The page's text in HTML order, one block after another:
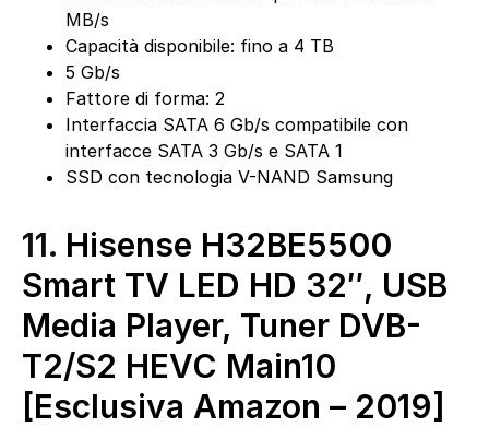
MB/s
Capacità disponibile: fino a 4 TB
5 Gb/s
Fattore di forma: 2
Interfaccia SATA 6 Gb/s compatibile con
interfacce SATA 3 Gb/s e SATA 1
SSD con tecnologia V-NAND Samsung
11. Hisense H32BE5500
Smart TV LED HD 32″, USB
Media Player, Tuner DVB-
T2/S2 HEVC Main10
[Esclusiva Amazon – 2019]